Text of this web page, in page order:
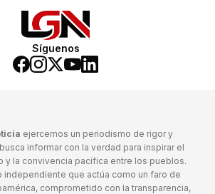
Síguenos
ejercemos un periodismo de rigor y
informar con la verdad para inspirar el
y la convivencia pacífica entre los pueblos.
independiente que actúa como un faro de
comprometido con la transparencia,